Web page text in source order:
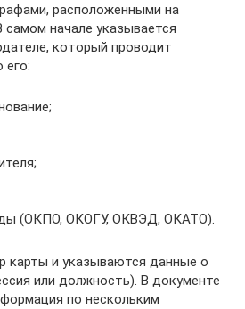
расположенными на
самом начале указывается
который проводит
его:
(ОКПО, ОКОГУ, ОКВЭД, ОКАТО).
карты и указываются данные о
или должность). В документе
по нескольким